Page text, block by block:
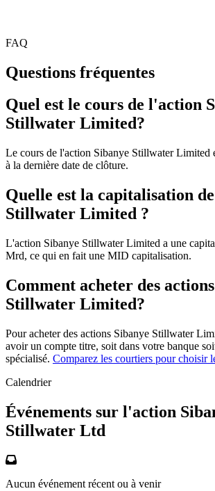
FAQ
Questions fréquentes
Quel est le cours de l'action
Stillwater Limited?
Le cours de l'action Sibanye Stillwater Limited
à la dernière date de clôture.
Quelle est la capitalisation
Stillwater Limited ?
L'action Sibanye Stillwater Limited a une
Mrd, ce qui en fait une MID capitalisation.
Comment acheter des
Stillwater Limited?
Pour acheter des actions Sibanye Stillwater
avoir un compte titre, soit dans votre banque
spécialisé. Comparez les courtiers pour choisir
Calendrier
Événements sur l'action
Stillwater Ltd
Aucun événement récent ou à venir